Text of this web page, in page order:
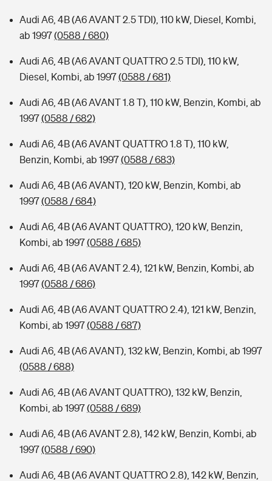
Audi A6, 4B (A6 AVANT 2.5 TDI), 110 kW, Diesel, Kombi,
ab 1997(0588 / 680)
Audi A6, 4B (A6 AVANT QUATTRO 2.5 TDI), 110 kW,
Diesel, Kombi, ab 1997(0588 / 681)
Audi A6, 4B (A6 AVANT 1.8 T), 110 kW, Benzin, Kombi, ab
1997(0588 / 682)
Audi A6, 4B (A6 AVANT QUATTRO 1.8 T), 110 kW,
Benzin, Kombi, ab 1997(0588 / 683)
Audi A6, 4B (A6 AVANT), 120 kW, Benzin, Kombi, ab
1997(0588 / 684)
Audi A6, 4B (A6 AVANT QUATTRO), 120 kW, Benzin,
Kombi, ab 1997(0588 / 685)
Audi A6, 4B (A6 AVANT 2.4), 121 kW, Benzin, Kombi, ab
1997(0588 / 686)
Audi A6, 4B (A6 AVANT QUATTRO 2.4), 121 kW, Benzin,
Kombi, ab 1997(0588 / 687)
Audi A6, 4B (A6 AVANT), 132 kW, Benzin, Kombi, ab 1997
(0588 / 688)
Audi A6, 4B (A6 AVANT QUATTRO), 132 kW, Benzin,
Kombi, ab 1997(0588 / 689)
Audi A6, 4B (A6 AVANT 2.8), 142 kW, Benzin, Kombi, ab
1997(0588 / 690)
Audi A6, 4B (A6 AVANT QUATTRO 2.8), 142 kW, Benzin,